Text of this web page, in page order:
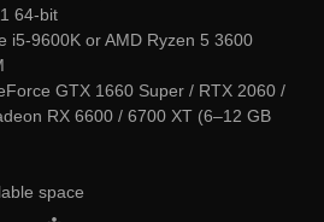
64-bit
i5-9600K or AMD Ryzen 5 3600
GTX 1660 Super / RTX 2060 /
RX 6600 / 6700 XT (6–12 GB
space